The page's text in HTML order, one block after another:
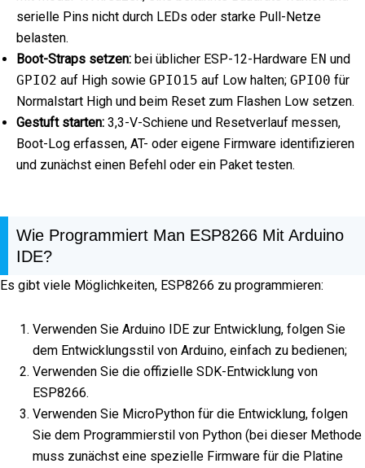
serielle Pins nicht durch LEDs oder starke Pull-Netze
belasten.
Boot-Straps setzen: bei üblicher ESP-12-Hardware EN und
GPIO2 auf High sowie GPIO15 auf Low halten; GPIO0 für
Normalstart High und beim Reset zum Flashen Low setzen.
Gestuft starten: 3,3-V-Schiene und Resetverlauf messen,
Boot-Log erfassen, AT- oder eigene Firmware identifizieren
und zunächst einen Befehl oder ein Paket testen.
Wie Programmiert Man ESP8266 Mit Arduino
IDE?
Es gibt viele Möglichkeiten, ESP8266 zu programmieren:
Verwenden Sie Arduino IDE zur Entwicklung, folgen Sie
dem Entwicklungsstil von Arduino, einfach zu bedienen;
Verwenden Sie die offizielle SDK-Entwicklung von
ESP8266.
Verwenden Sie MicroPython für die Entwicklung, folgen
Sie dem Programmierstil von Python (bei dieser Methode
muss zunächst eine spezielle Firmware für die Platine